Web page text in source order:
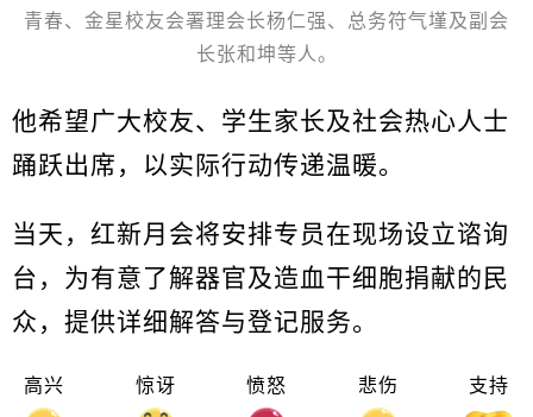
青春、金星校友会署理会长杨仁强、总务符气墐及副会
长张和坤等人。
他希望广大校友、学生家长及社会热心人士
踊跃出席，以实际行动传递温暖。
当天，红新月会将安排专员在现场设立谘询
台，为有意了解器官及造血干细胞捐献的民
众，提供详细解答与登记服务。
高兴 惊讶 愤怒 悲伤 支持